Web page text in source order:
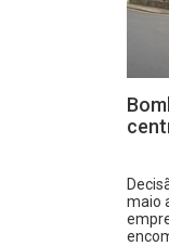
maio